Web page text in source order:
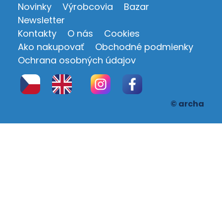
Novinky Výrobcovia
Bazar
Newsletter
Kontakty
O nás
Cookies
Ako nakupovať
Obchodné podmienky
Ochrana osobných údajov
© archa